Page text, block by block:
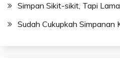
Simpan Sikit-sikit, Tapi
Sudah Cukupkah Simpanan